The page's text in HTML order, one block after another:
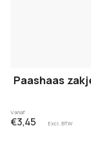
Paashaas
Vanaf
€3,45 Excl. BTW